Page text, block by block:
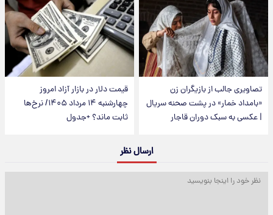
تصاویری جالب از بازیگران زن
«بامداد خمار» در پشت صحنه سریال
| عکسی به سبک دوران قاجار
قیمت دلار در بازار آزاد امروز
چهارشنبه ۱۴ مرداد ۱۴۰۵/ نرخ‌ها
ثابت ماند؟ +جدول
ارسال نظر